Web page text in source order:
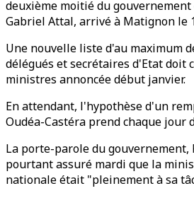
deuxième moitié du
Gabriel Attal, arrivé à Matignon le
Une nouvelle liste d'au maximum
délégués et secrétaires d'Etat doit
ministres annoncée début janvier.
En attendant, l'hypothèse d'un
Oudéa-Castéra prend chaque jour
La porte-parole du gouvernement,
pourtant assuré mardi que la
nationale était "pleinement à sa